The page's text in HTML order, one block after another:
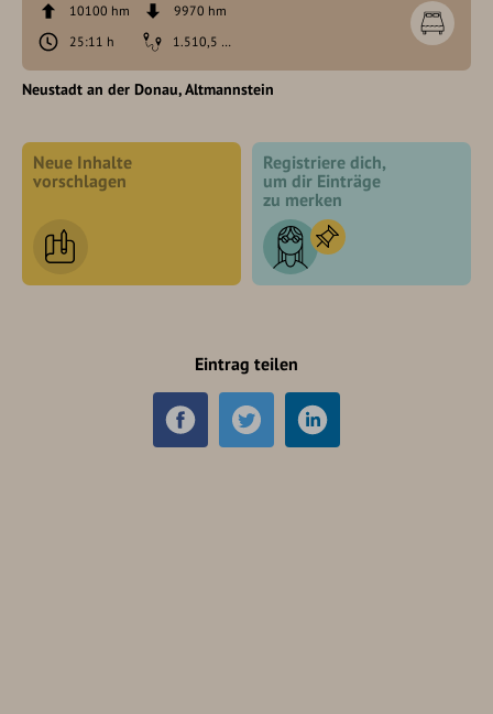
10100 hm
9970 hm
25:11 h
1.510,5 km
Neustadt an der Donau Altmannstein
Neue Inhalte
vorschlagen
Registriere dich,
um dir Einträge
zu merken
Eintrag teilen